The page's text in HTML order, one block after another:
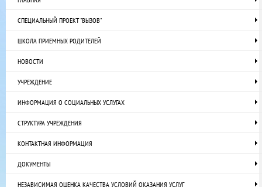
СПЕЦИАЛЬНЫЙ ПРОЕКТ "ВЫЗОВ"
ШКОЛА ПРИЕМНЫХ РОДИТЕЛЕЙ
НОВОСТИ
УЧРЕЖДЕНИЕ
ИНФОРМАЦИЯ О СОЦИАЛЬНЫХ УСЛУГАХ
СТРУКТУРА УЧРЕЖДЕНИЯ
КОНТАКТНАЯ ИНФОРМАЦИЯ
ДОКУМЕНТЫ
НЕЗАВИСИМАЯ ОЦЕНКА КАЧЕСТВА УСЛОВИЙ ОКАЗАНИЯ УСЛУГ